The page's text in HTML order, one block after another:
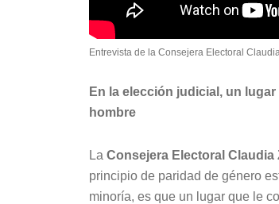
Entrevista de la Consejera Electoral
En la elección judicial, un
hombre
La Consejera Electoral Claudia
principio de paridad de género
minoría, es que un lugar que le